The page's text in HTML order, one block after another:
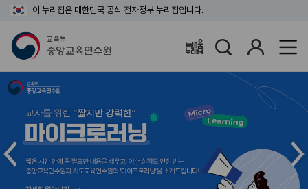
이 누리집은 대한민국 공식 전자정부 누리집입니다.
배움누리터
인
메
인
슬
라